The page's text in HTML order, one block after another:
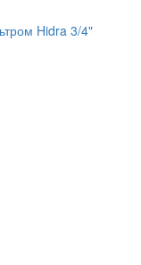
Hidra 3/4"